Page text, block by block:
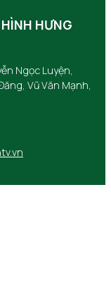
HƯNG
Ngọc Luyện,
Vũ Văn Mạnh,